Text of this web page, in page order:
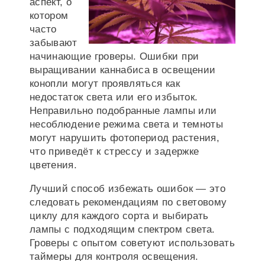
котором
часто
забывают
начинающие гроверы. Ошибки при
выращивании каннабиса в освещении
конопли могут проявляться как
недостаток света или его избыток.
Неправильно подобранные лампы или
несоблюдение режима света и темноты
могут нарушить фотопериод растения,
что приведёт к стрессу и задержке
цветения.
Лучший способ избежать ошибок — это
следовать рекомендациям по световому
циклу для каждого сорта и выбирать
лампы с подходящим спектром света.
Гроверы с опытом советуют использовать
таймеры для контроля освещения.